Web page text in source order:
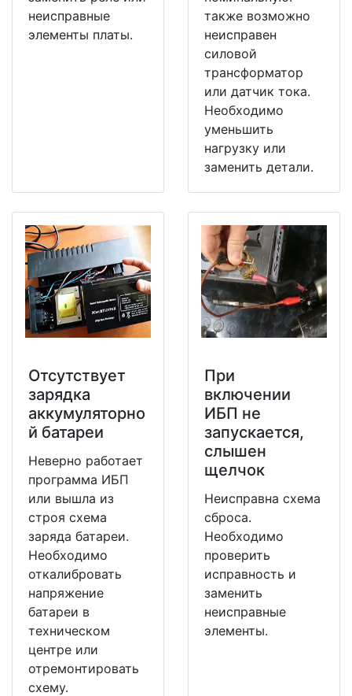
неисправные
элементы платы.
также возможно
неисправен
силовой
трансформатор
или датчик тока.
Необходимо
уменьшить
нагрузку или
заменить детали.
Отсутствует
зарядка
аккумуляторно
й батареи
Неверно работает
программа ИБП
или вышла из
строя схема
заряда батареи.
Необходимо
откалибровать
напряжение
батареи в
техническом
центре или
отремонтировать
схему.
При
включении
ИБП не
запускается,
слышен
щелчок
Неисправна схема
сброса.
Необходимо
проверить
исправность и
заменить
неисправные
элементы.